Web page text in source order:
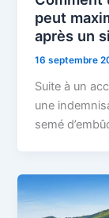
peut
après un
16 septembre
Suite à un
une
semé